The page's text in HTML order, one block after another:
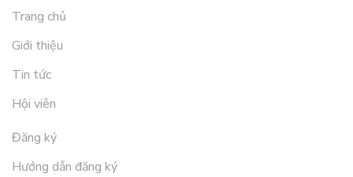
Trang chủ
Giới thiệu
Tin tức
Hội viên
Đăng ký
Hướng dẫn đăng ký